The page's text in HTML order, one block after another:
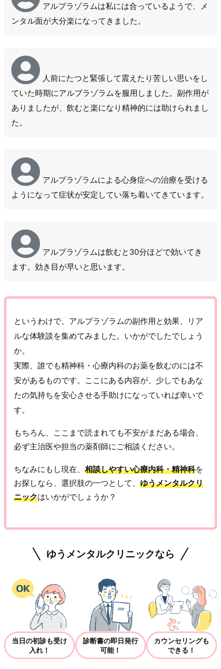
アルプラゾラムは私には合っているようで、メ
ンタル面が大分楽になってきました。
人前にたつと緊張して震えたり苦しい思いをし
ていた時期にアルプラゾラムを服用しました。副作用が
ありましたが、飲むと楽になり精神的には助けられまし
た。
アルプラゾラムによる心身症への治療を受ける
ようになって症状が安定してい落ち着いてきています。
アルプラゾラムは飲むと30分ほどで効いてき
ます。効き目が早いと思います。
というわけで、アルプラゾラムの副作用と効果、リア
ルな体験談を集めてみました。いかがでしたでしょう
か。
実際、誰でも精神科・心療内科のお薬を飲むのには不
安があるものです。ここにある内容が、少しでもあな
たの気持ちを安心させる手助けになっていれば幸いで
す。
もちろん、ここまで読まれても不安がまだある場合、
必ず主治医や担当の薬剤師にご相談ください。
ちなみにもし現在、 相談しやすい心療内科・精神科を
お探しなら、選択肢の一つとして、 ゆうメンタルクリ
ニックはいかがでしょうか？
ゆうメンタルクリニックなら
当日の初診も受け
入れ！
診断書の即日発行
可能！
カウンセリングも
できる！